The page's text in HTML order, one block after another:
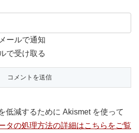
ールで通知
で受け取る
低減するために Akismet を使って
タの処理方法の詳細はこちらをご覧